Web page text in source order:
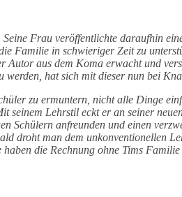
Frau veröffentlichte daraufhin
Familie in schwieriger Zeit zu
aus dem Koma erwacht und
werden, hat sich mit dieser nun bei
zu ermuntern, nicht alle Dinge
seinem Lehrstil eckt er an seiner
Schülern anfreunden und einen
droht man dem unkonventionellen
die Rechnung ohne Tims